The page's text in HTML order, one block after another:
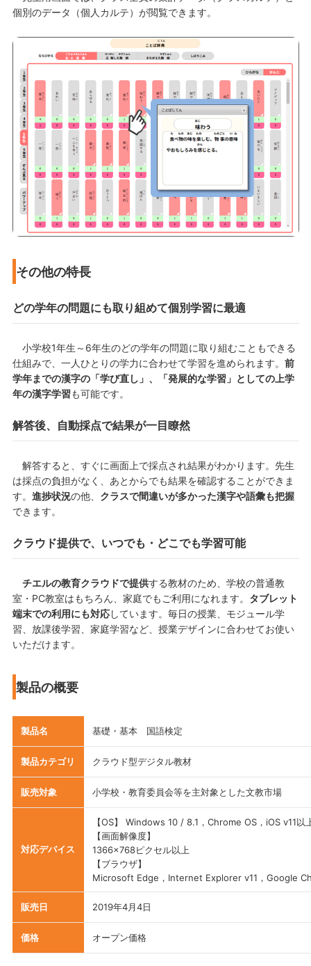
個別のデータ（個人カルテ）が閲覧できます。
その他の特長
どの学年の問題にも取り組めて個別学習に最適
小学校1年生～6年生のどの学年の問題に取り組むこともできる
仕組みで、一人ひとりの学力に合わせて学習を進められます。 前
学年までの漢字の「学び直し」、「発展的な学習」としての上学
年の漢字学習も可能です。
解答後、自動採点で結果が一目瞭然
解答すると、すぐに画面上で採点され結果がわかります。先生
は採点の負担がなく、あとからでも結果を確認することができま
す。 進捗状況の他、 クラスで間違いが多かった漢字や語彙も把握
できます。
クラウド提供で、いつでも・どこでも学習可能
チエルの教育クラウドで提供する教材のため、学校の普通教
室・PC教室はもちろん、家庭でもご利用になれます。 タブレット
端末での利用にも対応しています。毎日の授業、モジュール学
習、放課後学習、家庭学習など、授業デザインに合わせてお使い
いただけます。
製品の概要
製品名 基礎・基本 国語検定
製品カテゴリ クラウド型デジタル教材
販売対象 小学校・教育委員会等を主対象とした文教市場
対応デバイス
【OS】 Windows 10 / 8.1，Chrome OS，iOS v11以
【画面解像度】
1366×768ピクセル以上
【ブラウザ】
Microsoft Edge，Internet Explorer v11，Google
販売日 2019年4月4日
価格 オープン価格